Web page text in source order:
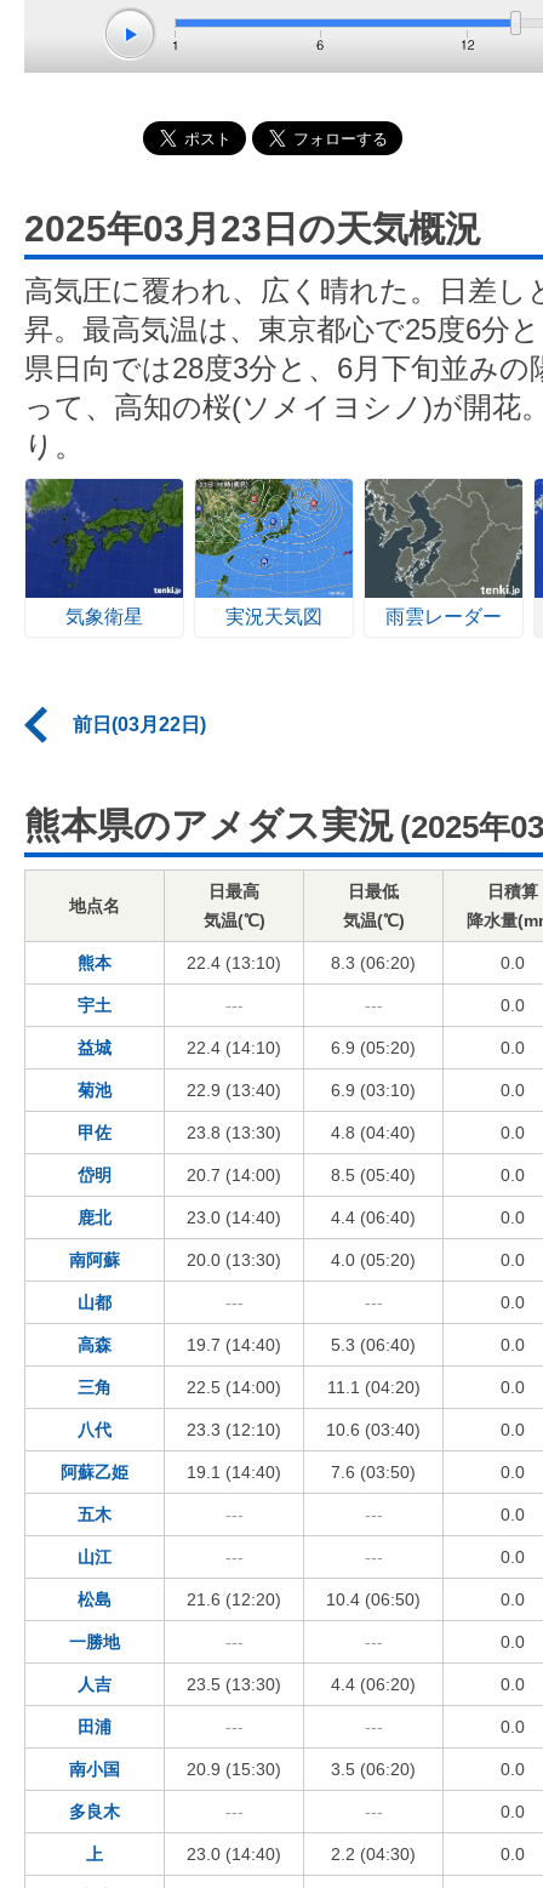
2025年03月23日の天気概況
高気圧に覆われ、広く晴れた。日差し
昇。最高気温は、東京都心で25度6分
県日向では28度3分と、6月下旬並み
って、高知の桜(ソメイヨシノ)が開花
り。
気象衛星 実況天気図 雨雲レーダー
前日(03月22日)
熊本県のアメダス実況 (2025年
地点名
日最高
気温(℃)
日最低
気温(℃)
日積算
降水量
熊本 22.4 (13:10) 8.3 (06:20) 0.0
宇土 --- --- 0.0
益城 22.4 (14:10) 6.9 (05:20) 0.0
菊池 22.9 (13:40) 6.9 (03:10) 0.0
甲佐 23.8 (13:30) 4.8 (04:40) 0.0
岱明 20.7 (14:00) 8.5 (05:40) 0.0
鹿北 23.0 (14:40) 4.4 (06:40) 0.0
南阿蘇 20.0 (13:30) 4.0 (05:20) 0.0
山都 --- --- 0.0
高森 19.7 (14:40) 5.3 (06:40) 0.0
三角 22.5 (14:00) 11.1 (04:20) 0.0
八代 23.3 (12:10) 10.6 (03:40) 0.0
阿蘇乙姫 19.1 (14:40) 7.6 (03:50) 0.0
五木 --- --- 0.0
山江 --- --- 0.0
松島 21.6 (12:20) 10.4 (06:50) 0.0
一勝地 --- --- 0.0
人吉 23.5 (13:30) 4.4 (06:20) 0.0
田浦 --- --- 0.0
南小国 20.9 (15:30) 3.5 (06:20) 0.0
多良木 --- --- 0.0
上 23.0 (14:40) 2.2 (04:30) 0.0